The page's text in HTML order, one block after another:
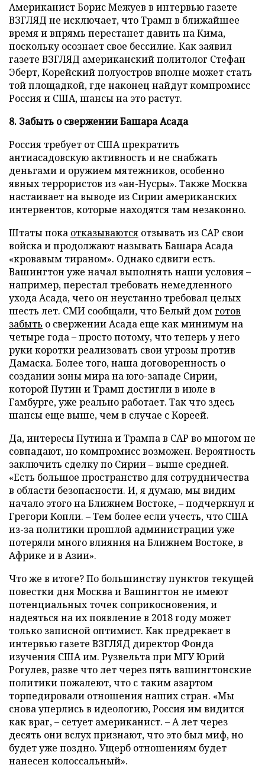
Американист Борис Межуев в интервью газете
ВЗГЛЯД не исключает, что Трамп в ближайшее
время и впрямь перестанет давить на Кима,
поскольку осознает свое бессилие. Как заявил
газете ВЗГЛЯД американский политолог Стефан
Эберт, Корейский полуостров вполне может стать
той площадкой, где наконец найдут компромисс
Россия и США, шансы на это растут.
8. Забыть о свержении Башара Асада
Россия требует от США прекратить
антиасадовскую активность и не снабжать
деньгами и оружием мятежников, особенно
явных террористов из «ан-Нусры». Также Москва
настаивает на выводе из Сирии американских
интервентов, которые находятся там незаконно.
Штаты пока отказываются отзывать из САР свои
войска и продолжают называть Башара Асада
«кровавым тираном». Однако сдвиги есть.
Вашингтон уже начал выполнять наши условия –
например, перестал требовать немедленного
ухода Асада, чего он неустанно требовал целых
шесть лет. СМИ сообщали, что Белый домготов
забыть о свержении Асада еще как минимум на
четыре года – просто потому, что теперь у него
руки коротки реализовать свои угрозы против
Дамаска. Более того, наша договоренность о
создании зоны мира на юго-западе Сирии,
которой Путин и Трамп достигли в июле в
Гамбурге, уже реально работает. Так что здесь
шансы еще выше, чем в случае с Кореей.
Да, интересы Путина и Трампа в САР во многом не
совпадают, но компромисс возможен. Вероятность
заключить сделку по Сирии – выше средней.
«Есть большое пространство для сотрудничества
в области безопасности. И, я думаю, мы видим
начало этого на Ближнем Востоке, – подчеркнул и
Грегори Копли. – Тем более если учесть, что США
из-за политики прошлой администрации уже
потеряли много влияния на Ближнем Востоке, в
Африке и в Азии».
Что же в итоге? По большинству пунктов текущей
повестки дня Москва и Вашингтон не имеют
потенциальных точек соприкосновения, и
надеяться на их появление в 2018 году может
только записной оптимист. Как предрекает в
интервью газете ВЗГЛЯД директор Фонда
изучения США им. Рузвельта при МГУ Юрий
Рогулев, разве что лет через пять вашингтонские
политики пожалеют, что с таким азартом
торпедировали отношения наших стран. «Мы
снова уперлись в идеологию, Россия им видится
как враг, – сетует американист. – А лет через
десять они вслух признают, что это был миф, но
будет уже поздно. Ущерб отношениям будет
нанесен колоссальный».